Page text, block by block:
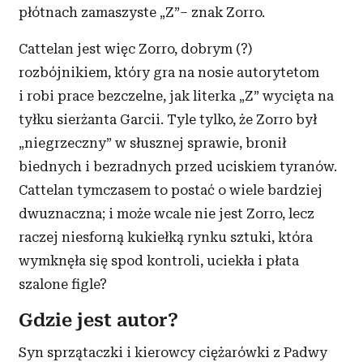
płótnach zamaszyste „Z”– znak Zorro.
Cattelan jest więc Zorro, dobrym (?)
rozbójnikiem, który gra na nosie autorytetom
i robi prace bezczelne, jak literka „Z” wycięta na
tyłku sierżanta Garcii. Tyle tylko, że Zorro był
„niegrzeczny” w słusznej sprawie, bronił
biednych i bezradnych przed uciskiem tyranów.
Cattelan tymczasem to postać o wiele bardziej
dwuznaczna; i może wcale nie jest Zorro, lecz
raczej niesforną kukiełką rynku sztuki, która
wymknęła się spod kontroli, uciekła i płata
szalone figle?
Gdzie jest autor?
Syn sprzątaczki i kierowcy ciężarówki z Padwy